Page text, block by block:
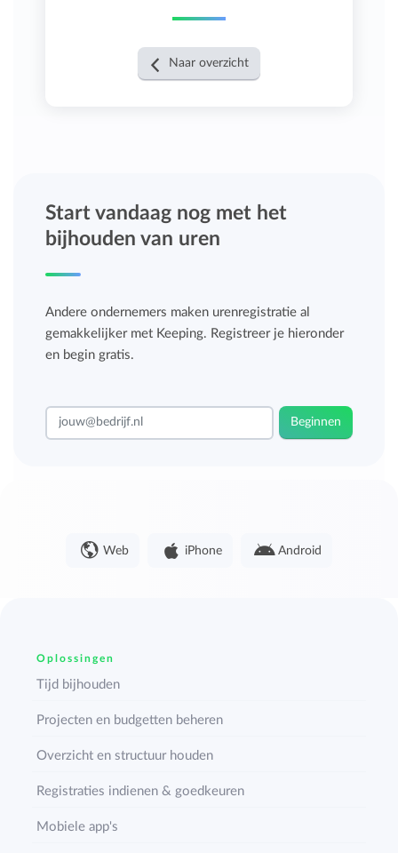
Naar overzicht
Start vandaag nog met het
bijhouden van uren
Andere ondernemers maken urenregistratie al
gemakkelijker met Keeping. Registreer je hieronder
en begin gratis.
Beginnen
Web iPhone Android
Oplossingen
Tijd bijhouden
Projecten en budgetten beheren
Overzicht en structuur houden
Registraties indienen & goedkeuren
Mobiele app's